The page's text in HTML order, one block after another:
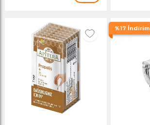
%17 İndirim